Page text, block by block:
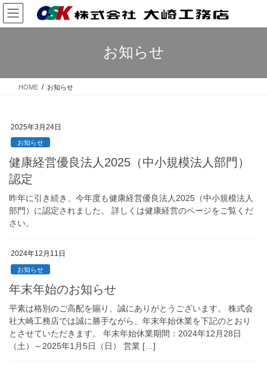
コ
ン
テ
ス
ナ
ビ
ゲ
ン
お知らせ
HOME お知らせ
2025年3月24日
お知らせ
健康経営優良法人2025（中小規模法人部門）
認定
昨年に引き続き、今年度も健康経営優良法人2025（中小規模法人
部門）に認定されました。 詳しくは健康経営のページをご覧くだ
さい。
2024年12月11日
お知らせ
年末年始のお知らせ
平素は格別のご高配を賜り、誠にありがとうございます。 株式会
社大崎工務店では誠に勝手ながら、年末年始休業を下記のとおり
とさせていただきます。 年末年始休業期間：2024年12月28日
（土）～2025年1月5日（日） 営業 […]